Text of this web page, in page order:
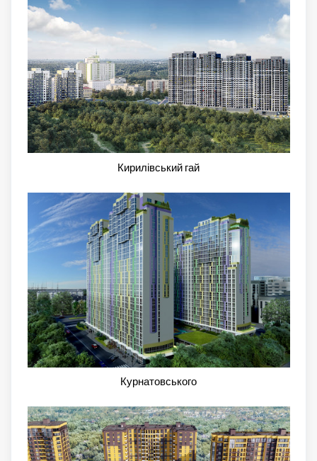
Кирилівський гай
Курнатовського